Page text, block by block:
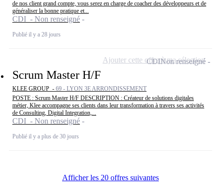
de nos client grand compte, vous serez en charge de coacher des développeurs et de
généraliser la bonne pratique et...
CDI - Non renseigné
Publié il y a 28 jours
Scrum Master H/F
KLEE GROUP - 69 - LYON 3E ARRONDISSEMENT
POSTE : Scrum Master H/F DESCRIPTION : Créateur de solutions digitales
métier, Klee accompagne ses clients dans leur transformation à travers ses activités
de Consulting, Digital Integration,...
CDI - Non renseigné
Publié il y a plus de 30 jours
CDINon renseigné
Ajouter cette offre à ma sélection
Afficher les 20 offres suivantes